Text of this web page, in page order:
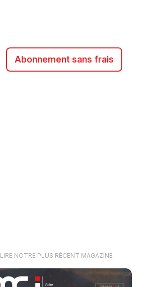
Abonnement sans frais
LIRE NOTRE PLUS RÉCENT MAGAZINE